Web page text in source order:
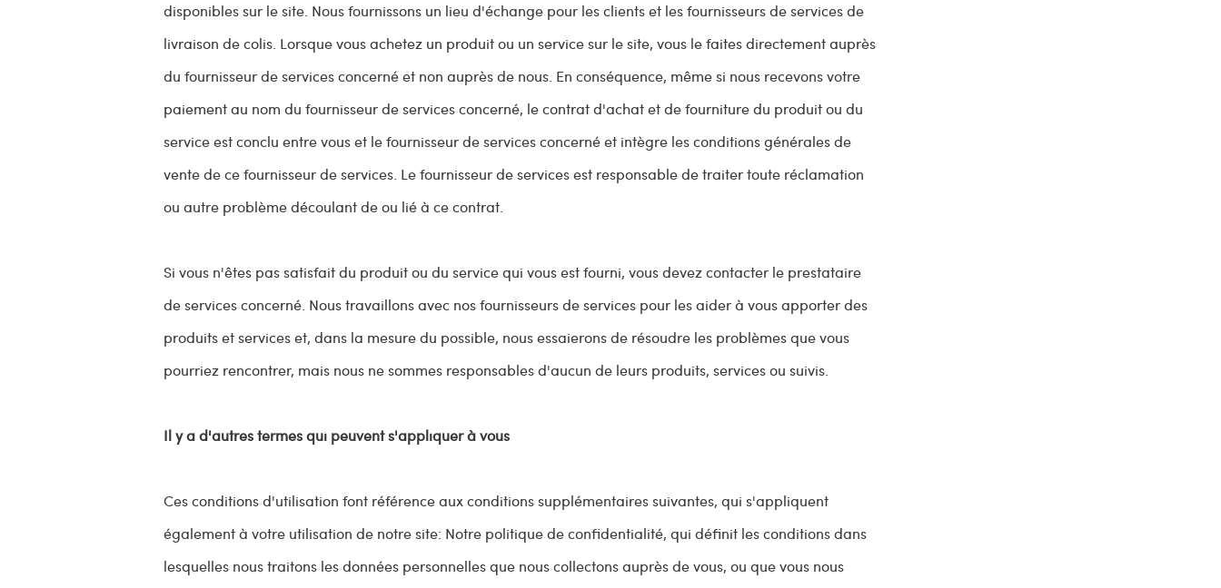
disponibles sur le site. Nous fournissons un lieu d'échange pour les clients et les fournisseurs de services de
livraison de colis. Lorsque vous achetez un produit ou un service sur le site, vous le faites directement auprès
du fournisseur de services concerné et non auprès de nous. En conséquence, même si nous recevons votre
paiement au nom du fournisseur de services concerné, le contrat d'achat et de fourniture du produit ou du
service est conclu entre vous et le fournisseur de services concerné et intègre les conditions générales de
vente de ce fournisseur de services. Le fournisseur de services est responsable de traiter toute réclamation
ou autre problème découlant de ou lié à ce contrat.
Si vous n'êtes pas satisfait du produit ou du service qui vous est fourni, vous devez contacter le prestataire
de services concerné. Nous travaillons avec nos fournisseurs de services pour les aider à vous apporter des
produits et services et, dans la mesure du possible, nous essaierons de résoudre les problèmes que vous
pourriez rencontrer, mais nous ne sommes responsables d'aucun de leurs produits, services ou suivis.
Il y a d'autres termes qui peuvent s'appliquer à vous
Ces conditions d'utilisation font référence aux conditions supplémentaires suivantes, qui s'appliquent
également à votre utilisation de notre site: Notre politique de confidentialité, qui définit les conditions dans
lesquelles nous traitons les données personnelles que nous collectons auprès de vous, ou que vous nous